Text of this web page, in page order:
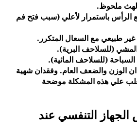
ملحوظ.
الرأس باستمرار لأعلي (سبب فتح فم
طبيعي مع السعال المتكرر.
(للسلاحف البرية).
السباحة (للسلاحف المائية).
الوزن والضعف العام. وفقدان شهية
علي هذه المشكلة موضحة
التنفسي عند